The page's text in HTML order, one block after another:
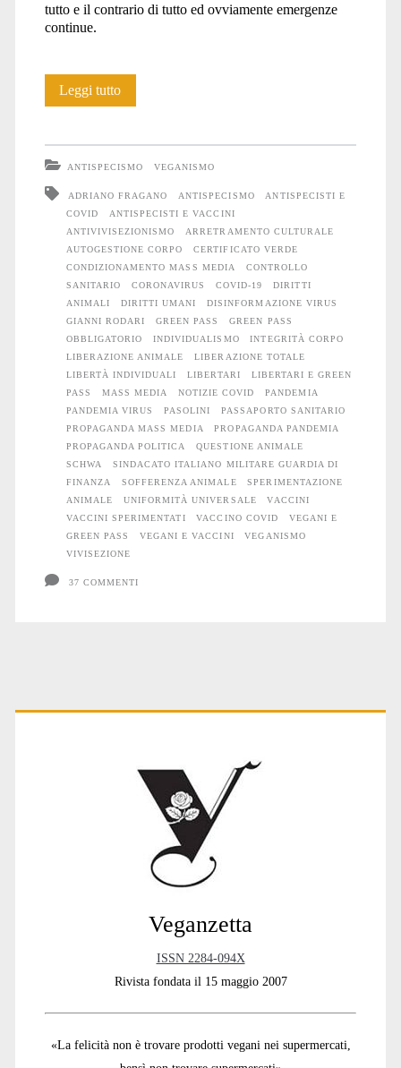
tutto e il contrario di tutto ed ovviamente emergenze
continue.
Leggi tuttoDove
dire
e
fare
c’è
di
mezzo
il
virus
ANTISPECISMO VEGANISMO
ADRIANO FRAGANO ANTISPECISMO
ANTISPECISTI E
COVID
ANTISPECISTI E VACCINI
ANTIVIVISEZIONISMO
ARRETRAMENTO CULTURALE
AUTOGESTIONE CORPO
CERTIFICATO VERDE
CONDIZIONAMENTO MASS MEDIA
CONTROLLO
SANITARIO
CORONAVIRUS COVID-19
DIRITTI
ANIMALI
DIRITTI UMANI
DISINFORMAZIONE VIRUS
GIANNI RODARI
GREEN PASS
GREEN PASS
OBBLIGATORIO
INDIVIDUALISMO
INTEGRITÀ CORPO
LIBERAZIONE ANIMALE
LIBERAZIONE TOTALE
LIBERTÀ INDIVIDUALI
LIBERTARI
LIBERTARI E GREEN
PASS
MASS MEDIA NOTIZIE COVID
PANDEMIA
PANDEMIA VIRUS
PASOLINI
PASSAPORTO SANITARIO
PROPAGANDA MASS MEDIA
PROPAGANDA PANDEMIA
PROPAGANDA POLITICA
QUESTIONE ANIMALE
SCHWA
SINDACATO ITALIANO MILITARE GUARDIA DI
FINANZA
SOFFERENZA ANIMALE
SPERIMENTAZIONE
ANIMALE
UNIFORMITÀ UNIVERSALE
VACCINI
VACCINI SPERIMENTATI
VACCINO COVID
VEGANI E
GREEN PASS
VEGANI E VACCINI
VEGANISMO
VIVISEZIONE
37 COMMENTI
Primary
Veganzetta
ISSN 2284-094X
Rivista fondata il 15 maggio 2007
«La felicità non è trovare prodotti vegani nei supermercati,